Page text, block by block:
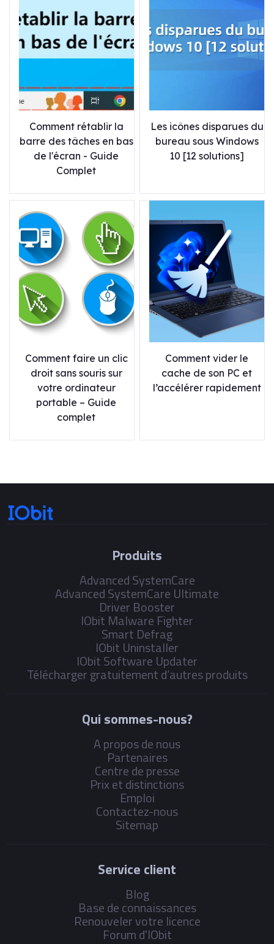
Comment rétablir la
barre des tâches en bas
de l'écran - Guide
Complet
Les icônes disparues du
bureau sous Windows
10 [12 solutions]
Comment faire un clic
droit sans souris sur
votre ordinateur
portable – Guide
complet
Comment vider le
cache de son PC et
l’accélérer rapidement
Produits
Advanced SystemCare
Advanced SystemCare Ultimate
Driver Booster
IObit Malware Fighter
Smart Defrag
IObit Uninstaller
IObit Software Updater
Télécharger gratuitement d’autres produits
Qui sommes-nous?
A propos de nous
Partenaires
Centre de presse
Prix et distinctions
Emploi
Contactez-nous
Sitemap
Service client
Blog
Base de connaissances
Renouveler votre licence
Forum d'IObit